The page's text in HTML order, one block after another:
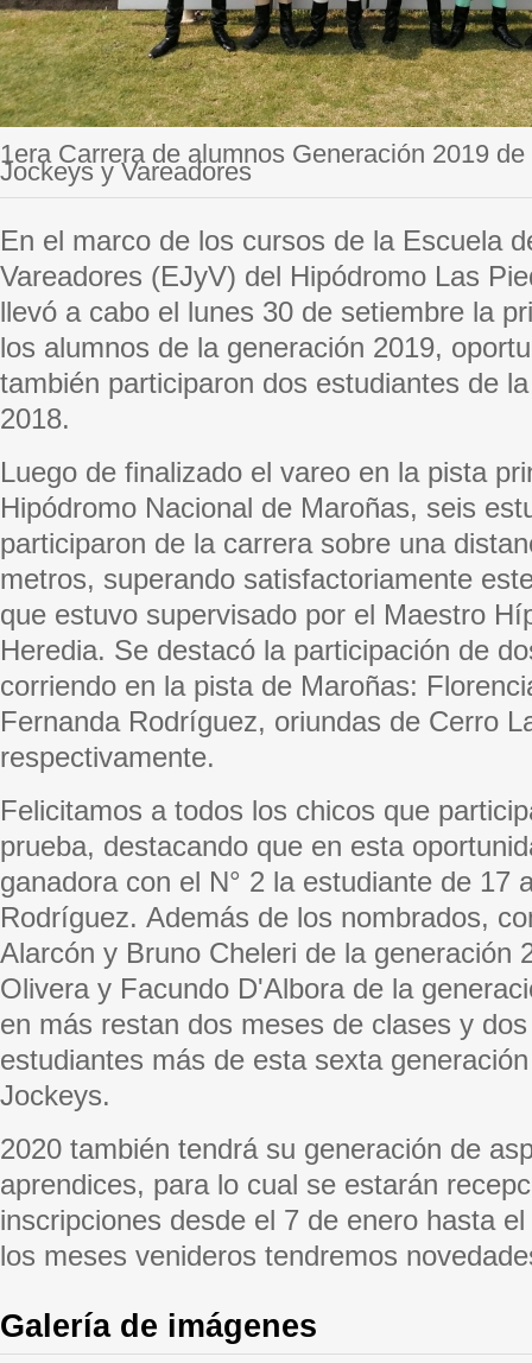
1era Carrera de alumnos Generación 2019
Jockeys y Vareadores
En el marco de los cursos de la Escuela
Vareadores (EJyV) del Hipódromo Las
llevó a cabo el lunes 30 de setiembre la
los alumnos de la generación 2019,
también participaron dos estudiantes de
2018.
Luego de finalizado el vareo en la pista
Hipódromo Nacional de Maroñas, seis
participaron de la carrera sobre una
metros, superando satisfactoriamente
que estuvo supervisado por el Maestro
Heredia. Se destacó la participación de
corriendo en la pista de Maroñas:
Fernanda Rodríguez, oriundas de Cerro
respectivamente.
Felicitamos a todos los chicos que
prueba, destacando que en esta
ganadora con el N° 2 la estudiante de 17
Rodríguez. Además de los nombrados,
Alarcón y Bruno Cheleri de la generación
Olivera y Facundo D'Albora de la
en más restan dos meses de clases y
estudiantes más de esta sexta
Jockeys.
2020 también tendrá su generación de
aprendices, para lo cual se estarán
inscripciones desde el 7 de enero hasta
los meses venideros tendremos
Galería de imágenes